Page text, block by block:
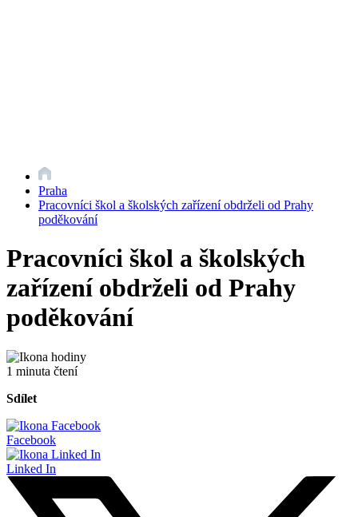
Praha
Pracovníci škol a školských zařízení obdrželi od Prahy
poděkování
Pracovníci škol a školských
zařízení obdrželi od Prahy
poděkování
1 minuta čtení
Sdílet
Facebook
Linked In